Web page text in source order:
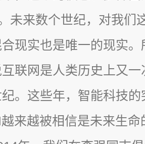
未来数个世纪，对我们
现实也是唯一的现实
联网是人类历史上又一
。这些年，智能科技
来越被相信是未来生命